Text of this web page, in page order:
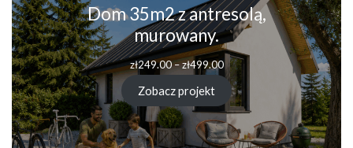
Dom 35m2 z antresolą,
murowany.
zł249.00–zł499.00Zakres
cen:
od
zł249.00
do
zł499.00
Zobacz projekt